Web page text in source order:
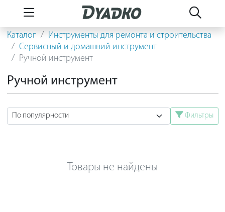
Каталог
Инструменты для ремонта и строительства
Сервисный и домашний инструмент
Ручной инструмент
Ручной инструмент
Фильтры
Товары не найдены